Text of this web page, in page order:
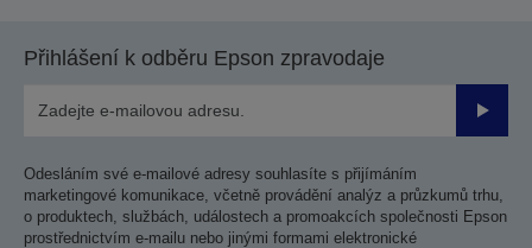
Přihlášení k odběru Epson zpravodaje
Odesláním své e-mailové adresy souhlasíte s přijímáním
marketingové komunikace, včetně provádění analýz a průzkumů trhu,
o produktech, službách, událostech a promoakcích společnosti Epson
prostřednictvím e-mailu nebo jinými formami elektronické